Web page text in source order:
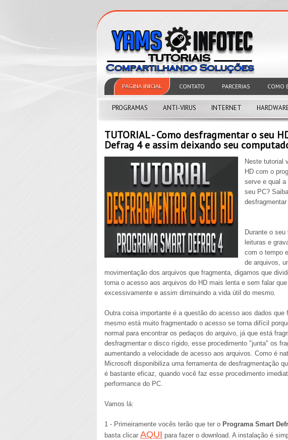
PAGINA INICIAL CONTATO PARCERIAS COMO
PROGRAMAS ANTI-VIRUS INTERNET
TUTORIAL - Como desfragmentar o seu
Defrag 4 e assim deixando seu
Neste tutorial
HD com o
serve e qual a
seu PC?
Durante o
leituras e
com o tempo
de arquivos,
movimentação dos arquivos que fragmenta, digamos que
torna o acesso aos arquivos do HD mais lenta e sem falar
excessivamente e assim diminuindo a vida útil do mesmo.
Outra coisa importante é a questão do acesso aos dados que
mesmo está muito fragmentado o acesso se torna difícil
normal para encontrar os pedaços do arquivo, já que está
desfragmentar o disco rígido, esse procedimento "junta" os
aumentando a velocidade de acesso aos arquivos. Como é
Microsoft disponibiliza uma ferramenta de desfragmentação
é bastante eficaz, quando você faz esse procedimento
performance do PC.
Vamos lá:
1 - Primeiramente vocês terão que ter o Programa Smart
basta clicar AQUI para fazer o download. A instalação é